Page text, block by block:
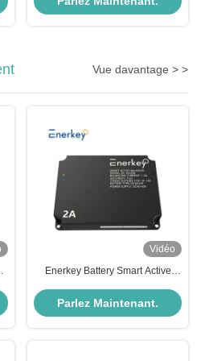
domestique
Vue davantage > >
Vidéo
Enerkey Battery Smart Active
16S 100A 150A avec courant
d'équilibre 2A
Parlez Maintenant.